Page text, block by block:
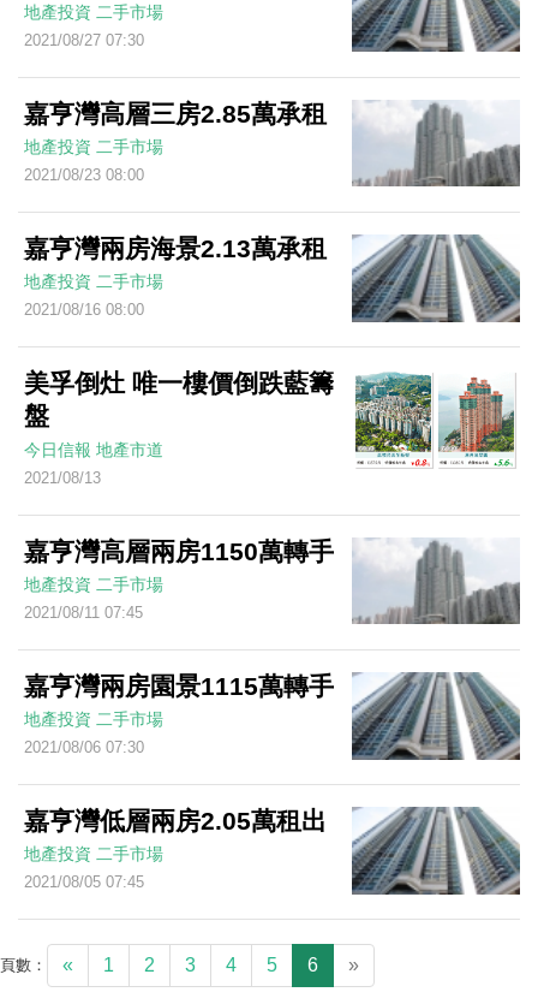
地產投資 二手市場
2021/08/27 07:30
嘉亨灣高層三房2.85萬承租
地產投資 二手市場
2021/08/23 08:00
嘉亨灣兩房海景2.13萬承租
地產投資 二手市場
2021/08/16 08:00
美孚倒灶 唯一樓價倒跌藍籌
盤
今日信報 地產市道
2021/08/13
嘉亨灣高層兩房1150萬轉手
地產投資 二手市場
2021/08/11 07:45
嘉亨灣兩房園景1115萬轉手
地產投資 二手市場
2021/08/06 07:30
嘉亨灣低層兩房2.05萬租出
地產投資 二手市場
2021/08/05 07:45
頁數： « 1 2 3 4 5 6 »